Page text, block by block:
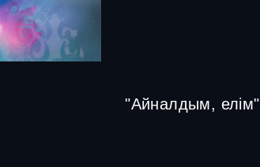
"Айналдым, елім"